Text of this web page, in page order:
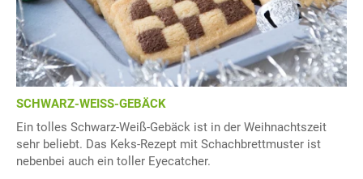
SCHWARZ-WEISS-GEBÄCK
Ein tolles Schwarz-Weiß-Gebäck ist in der Weihnachtszeit
sehr beliebt. Das Keks-Rezept mit Schachbrettmuster ist
nebenbei auch ein toller Eyecatcher.